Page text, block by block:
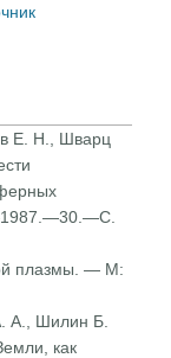
Е. Н., Шварц
плазмы. — М:
А., Шилин Б.
как